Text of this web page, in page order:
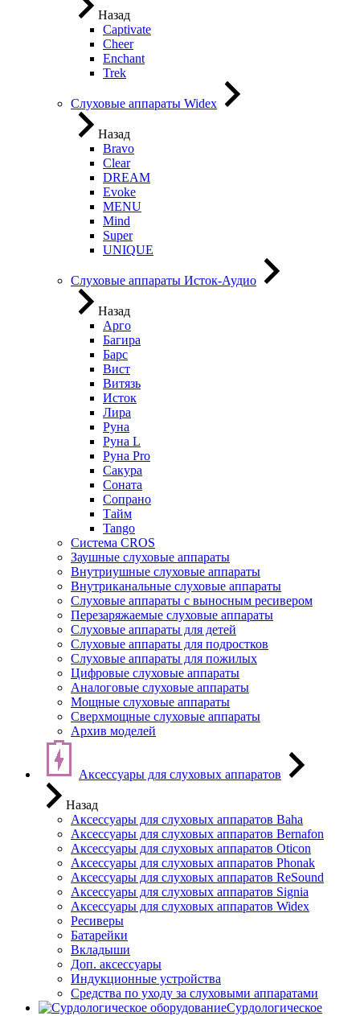
Назад
Captivate
Cheer
Enchant
Trek
Слуховые аппараты Widex
Назад
Bravo
Clear
DREAM
Evoke
MENU
Mind
Super
UNIQUE
Слуховые аппараты Исток-Аудио
Назад
Арго
Багира
Барс
Вист
Витязь
Исток
Лира
Руна
Руна L
Руна Pro
Сакура
Соната
Сопрано
Тайм
Tango
Система CROS
Заушные слуховые аппараты
Внутриушные слуховые аппараты
Внутриканальные слуховые аппараты
Слуховые аппараты с выносным ресивером
Перезаряжаемые слуховые аппараты
Слуховые аппараты для детей
Слуховые аппараты для подростков
Слуховые аппараты для пожилых
Цифровые слуховые аппараты
Аналоговые слуховые аппараты
Мощные слуховые аппараты
Сверхмощные слуховые аппараты
Архив моделей
Аксессуары для слуховых аппаратов
Назад
Аксессуары для слуховых аппаратов Baha
Аксессуары для слуховых аппаратов Bernafon
Аксессуары для слуховых аппаратов Oticon
Аксессуары для слуховых аппаратов Phonak
Аксессуары для слуховых аппаратов ReSound
Аксессуары для слуховых аппаратов Signia
Аксессуары для слуховых аппаратов Widex
Ресиверы
Батарейки
Вкладыши
Доп. аксессуары
Индукционные устройства
Средства по уходу за слуховыми аппаратами
Сурдологическое